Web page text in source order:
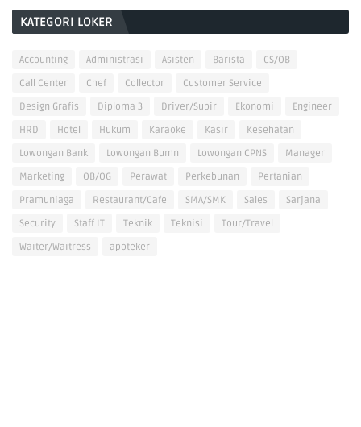
KATEGORI LOKER
Accounting Administrasi Asisten Barista
CS/OB
Call Center
Chef Collector
Customer Service
Design Grafis
Diploma 3 Driver/Supir Ekonomi
Engineer
HRD
Hotel Hukum Karaoke Kasir
Kesehatan
Lowongan Bank
Lowongan Bumn Lowongan CPNS
Manager
Marketing
OB/OG Perawat Perkebunan
Pertanian
Pramuniaga
Restaurant/Cafe SMA/SMK Sales
Sarjana
Security
Staff IT Teknik Teknisi
Tour/Travel
Waiter/Waitress
apoteker